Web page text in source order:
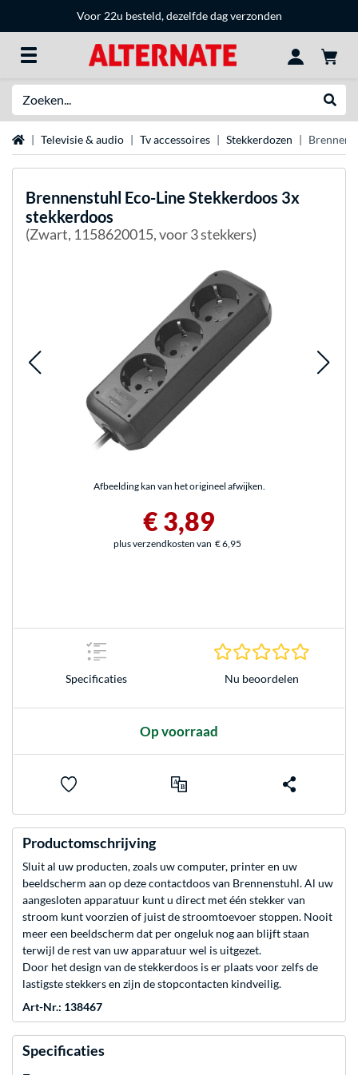
Voor 22u besteld, dezelfde dag verzonden
HomeTelevisie & audio Tv accessoires Stekkerdozen
Brennenstuhl Eco-Line Stekkerdoos 3x
stekkerdoos
(Zwart, 1158620015, voor 3 stekkers)
Afbeelding kan van het origineel afwijken.
€ 3,89
plus verzendkosten van € 6,95
Specificaties Nu beoordelen
Op voorraad
Productomschrijving
Sluit al uw producten, zoals uw computer, printer en uw
beeldscherm aan op deze contactdoos van Brennenstuhl. Al uw
aangesloten apparatuur kunt u direct met één stekker van
stroom kunt voorzien of juist de stroomtoevoer stoppen. Nooit
meer een beeldscherm dat per ongeluk nog aan blijft staan
terwijl de rest van uw apparatuur wel is uitgezet.
Door het design van de stekkerdoos is er plaats voor zelfs de
lastigste stekkers en zijn de stopcontacten kindveilig.
Art-Nr.: 138467
Specificaties